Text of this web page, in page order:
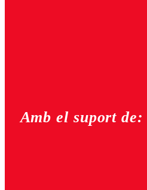
Amb el suport de: